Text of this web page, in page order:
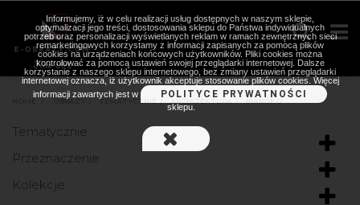
OBRAZY TEMATYCZNIE
Tematycznie
Przeznaczenie
Kolekcje
Informujemy, iż w celu realizacji usług dostępnych w naszym sklepie,
optymalizacji jego treści, dostosowania sklepu do Państwa indywidualnych
potrzeb oraz personalizacji wyświetlanych reklam w ramach zewnętrznych sieci
remarketingowych korzystamy z informacji zapisanych za pomocą plików
cookies na urządzeniach końcowych użytkowników. Pliki cookies można
kontrolować za pomocą ustawień swojej przeglądarki internetowej. Dalsze
korzystanie z naszego sklepu internetowego, bez zmiany ustawień przeglądarki
internetowej oznacza, iż użytkownik akceptuje stosowanie plików cookies. Więcej
informacji zawartych jest w
POLITYCE PRYWATNOŚCI
sklepu.